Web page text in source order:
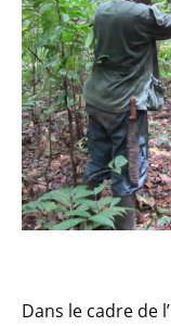
Dans le cadre de l’